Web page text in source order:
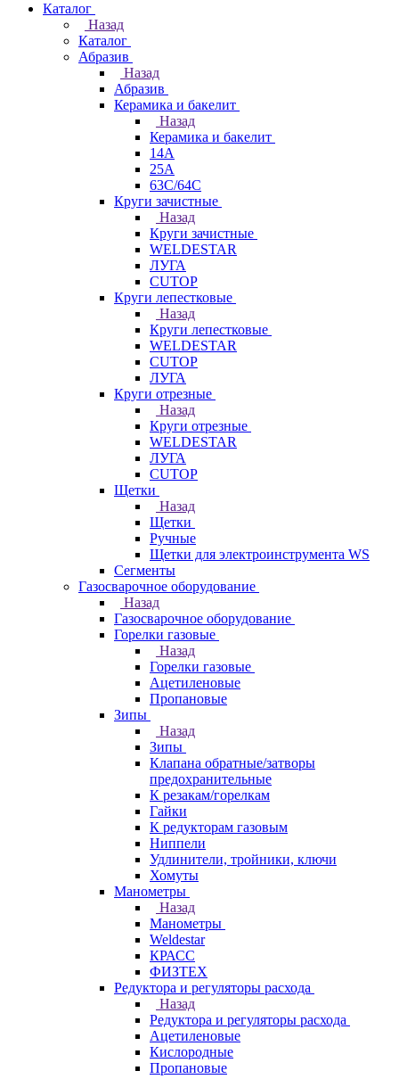
Каталог
Назад
Каталог
Абразив
Назад
Абразив
Керамика и бакелит
Назад
Керамика и бакелит
14А
25А
63С/64С
Круги зачистные
Назад
Круги зачистные
WELDESTAR
ЛУГА
CUTOP
Круги лепестковые
Назад
Круги лепестковые
WELDESTAR
CUTOP
ЛУГА
Круги отрезные
Назад
Круги отрезные
WELDESTAR
ЛУГА
CUTOP
Щетки
Назад
Щетки
Ручные
Щетки для электроинструмента WS
Сегменты
Газосварочное оборудование
Назад
Газосварочное оборудование
Горелки газовые
Назад
Горелки газовые
Ацетиленовые
Пропановые
Зипы
Назад
Зипы
Клапана обратные/затворы
предохранительные
К резакам/горелкам
Гайки
К редукторам газовым
Ниппели
Удлинители, тройники, ключи
Хомуты
Манометры
Назад
Манометры
Weldestar
КРАСС
ФИЗТЕХ
Редуктора и регуляторы расхода
Назад
Редуктора и регуляторы расхода
Ацетиленовые
Кислородные
Пропановые